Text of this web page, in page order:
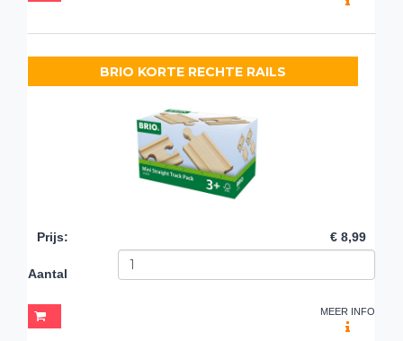
BRIO KORTE RECHTE RAILS
Prijs: € 8,99
Aantal
MEER INFO